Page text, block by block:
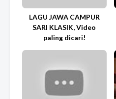
LAGU JAWA CAMPUR
SARI KLASIK, Video
paling dicari!